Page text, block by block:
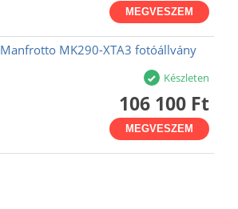
MEGVESZEM
Manfrotto MK290-XTA3 fotóállvány
Készleten
106 100 Ft
MEGVESZEM